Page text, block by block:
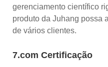
gerenciamento científico
produto da Juhang possa
de vários clientes.
7.com Certificação